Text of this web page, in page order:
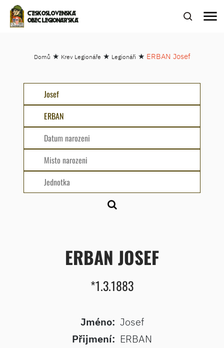
ČESKOSLOVENSKÁ
OBEC LEGIONÁŘSKÁ
menu
Domů ★ Krev Legionáře ★ Legionáři ★ ERBAN Josef
ERBAN JOSEF
*1.3.1883
Jméno: Josef
Přijmení: ERBAN